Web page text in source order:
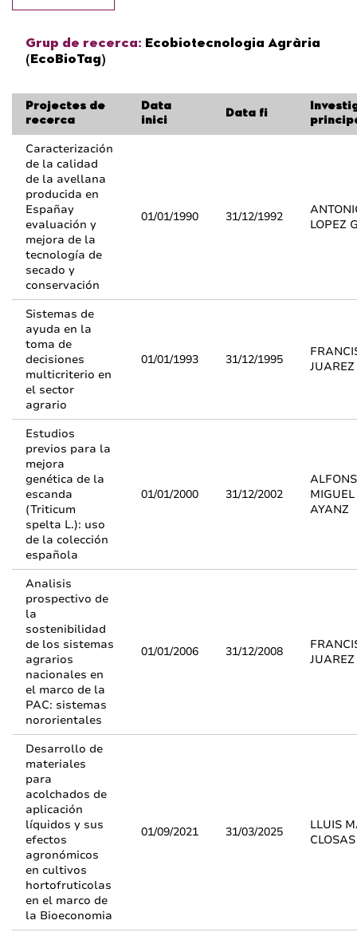
Grup de recerca: Ecobiotecnologia Agrària
(EcoBioTag)
Projectes de
recerca
Data
inici
Data fi
Caracterización
de la calidad
de la avellana
producida en
Españay
evaluación y
mejora de la
tecnología de
secado y
conservación
01/01/1990 31/12/1992
LOPEZ
Sistemas de
ayuda en la
toma de
decisiones
multicriterio en
el sector
agrario
01/01/1993 31/12/1995
Estudios
previos para la
mejora
genética de la
escanda
(Triticum
spelta L.): uso
de la colección
española
01/01/2000 31/12/2002
MIGUEL
AYANZ
Analisis
prospectivo de
la
sostenibilidad
de los sistemas
agrarios
nacionales en
el marco de la
PAC: sistemas
nororientales
01/01/2006 31/12/2008
Desarrollo de
materiales
para
acolchados de
aplicación
líquidos y sus
efectos
agronómicos
en cultivos
hortofruticolas
en el marco de
la Bioeconomia
01/09/2021 31/03/2025
LLUIS
CLOSAS